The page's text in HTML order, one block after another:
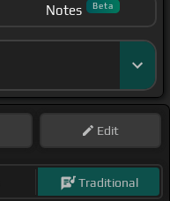
Notes Beta
Edit
Traditional